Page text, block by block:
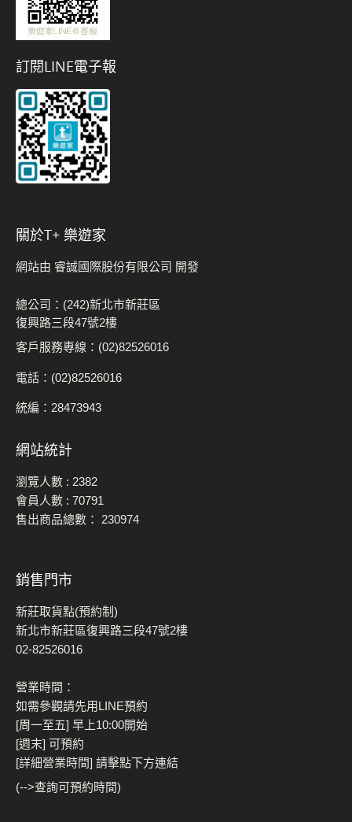
訂閱LINE電子報
關於t+ 樂遊家
網站由 睿誠國際股份有限公司 開發
總公司：(242)新北市新莊區
復興路三段47號2樓
客戶服務專線：(02)82526016
電話：(02)82526016
統編：28473943
網站統計
瀏覽人數 : 2382
會員人數 : 70791
售出商品總數： 230974
銷售門市
新莊取貨點(預約制)
新北市新莊區復興路三段47號2樓
02-82526016
營業時間：
如需參觀請先用LINE預約
[周一至五] 早上10:00開始
[週末] 可預約
[詳細營業時間] 請擊點下方連結
(-->查詢可預約時間)